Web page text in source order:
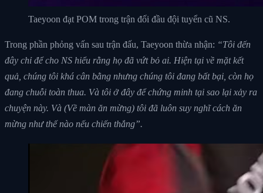
Taeyoon đạt POM trong trận đối đầu đội tuyển cũ NS.
Trong phần phỏng vấn sau trận đấu, Taeyoon thừa nhận: “Tôi đến
đây chỉ để cho NS hiểu rằng họ đã vứt bỏ ai. Hiện tại về mặt kết
quả, chúng tôi khá cân bằng nhưng chúng tôi đang bất bại, còn họ
đang chuỗi toàn thua. Và tôi ở đây để chứng minh tại sao lại xảy ra
chuyện này. Và (Về màn ăn mừng) tôi đã luôn suy nghĩ cách ăn
mừng như thế nào nếu chiến thắng”.